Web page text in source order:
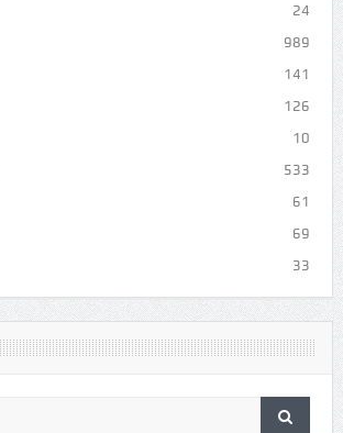
24
989
141
126
10
533
61
69
33